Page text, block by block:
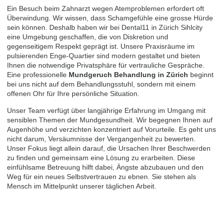
Ein Besuch beim Zahnarzt wegen Atemproblemen erfordert oft
Überwindung. Wir wissen, dass Schamgefühle eine grosse Hürde
sein können. Deshalb haben wir bei Dental11 in Zürich Sihlcity
eine Umgebung geschaffen, die von Diskretion und
gegenseitigem Respekt geprägt ist. Unsere Praxisräume im
pulsierenden Enge-Quartier sind modern gestaltet und bieten
Ihnen die notwendige Privatsphäre für vertrauliche Gespräche.
Eine professionelle Mundgeruch Behandlung in Zürich beginnt
bei uns nicht auf dem Behandlungsstuhl, sondern mit einem
offenen Ohr für Ihre persönliche Situation.
Unser Team verfügt über langjährige Erfahrung im Umgang mit
sensiblen Themen der Mundgesundheit. Wir begegnen Ihnen auf
Augenhöhe und verzichten konzentriert auf Vorurteile. Es geht uns
nicht darum, Versäumnisse der Vergangenheit zu bewerten.
Unser Fokus liegt allein darauf, die Ursachen Ihrer Beschwerden
zu finden und gemeinsam eine Lösung zu erarbeiten. Diese
einfühlsame Betreuung hilft dabei, Ängste abzubauen und den
Weg für ein neues Selbstvertrauen zu ebnen. Sie stehen als
Mensch im Mittelpunkt unserer täglichen Arbeit.